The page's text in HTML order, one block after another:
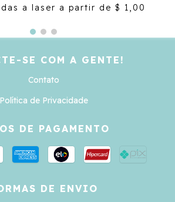
a laser a partir de $ 1,00
SE COM A GENTE!
Contato
Política de Privacidade
DE PAGAMENTO
DE ENVIO